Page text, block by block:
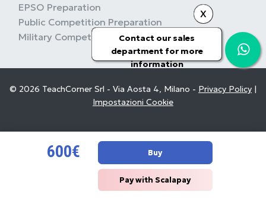
600€ Buy
Pay with Scalapay
X
Contact our sales
department for more
information
EPSO Preparation
Public Competition Preparation
Military Competition Preparation
© 2026 TeachCorner Srl - Via Aosta 4, Milano - Privacy Policy |
Impostazioni Cookie